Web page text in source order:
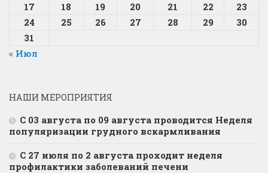
17
18 19 20 21 22
23
24
25 26 27 28 29
30
31
« Июл
НАШИ МЕРОПРИЯТИЯ
С 03 августа по 09 августа проводится Неделя
популяризации грудного вскармливания
С 27 июля по 2 августа проходит неделя
профилактики заболеваний печени